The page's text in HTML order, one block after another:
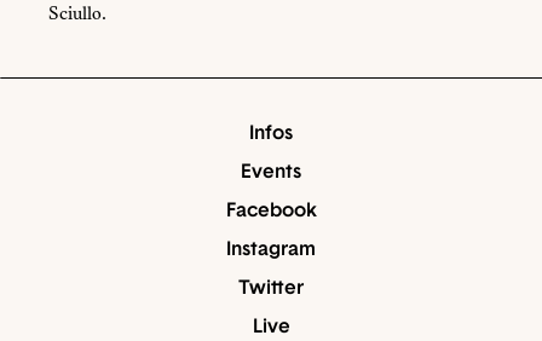
Sciullo.
Infos
Events
Facebook
Instagram
Twitter
Live